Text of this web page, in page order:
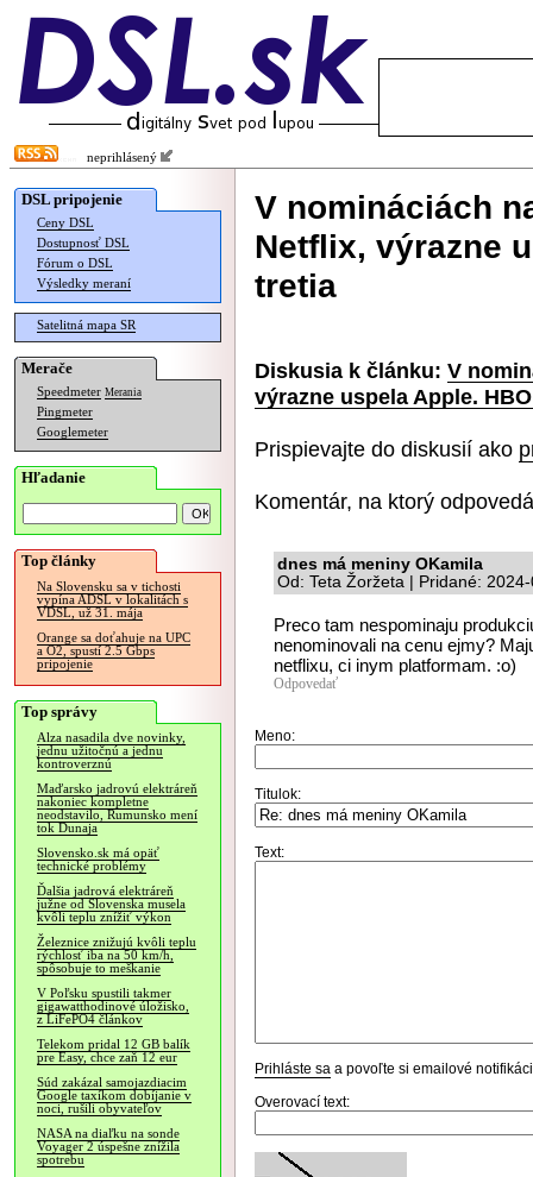
neprihlásený
DSL pripojenie
Ceny DSL
Dostupnosť DSL
Fórum o DSL
Výsledky meraní
Satelitná mapa SR
Merače
Speedmeter Merania
Pingmeter
Googlemeter
Hľadanie
Top články
Na Slovensku sa v tichosti
vypína ADSL v lokalitách s
VDSL, už 31. mája
Orange sa doťahuje na UPC
a O2, spustí 2.5 Gbps
pripojenie
Top správy
Alza nasadila dve novinky,
jednu užitočnú a jednu
kontroverznú
Maďarsko jadrovú elektráreň
nakoniec kompletne
neodstavilo, Rumunsko mení
tok Dunaja
Slovensko.sk má opäť
technické problémy
Ďalšia jadrová elektráreň
južne od Slovenska musela
kvôli teplu znížiť výkon
Železnice znižujú kvôli teplu
rýchlosť iba na 50 km/h,
spôsobuje to meškanie
V Poľsku spustili takmer
gigawatthodinové úložisko,
z LiFePO4 článkov
Telekom pridal 12 GB balík
pre Easy, chce zaň 12 eur
Súd zakázal samojazdiacim
Google taxíkom dobíjanie v
noci, rušili obyvateľov
NASA na diaľku na sonde
Voyager 2 úspešne znížila
spotrebu
V nomináciách
Netflix, výrazne
tretia
Diskusia k článku: V
výrazne uspela Apple.
Prispievajte do diskusií ako
Komentár, na ktorý
dnes má meniny OKamila
Od: Teta Žoržeta | Pridané:
Preco tam nespominaju
nenominovali na cenu ejmy?
netflixu, ci inym platformam. :o)
Odpovedať
Meno:
Titulok:
Text:
Prihláste sa a povoľte si emailové
Overovací text: